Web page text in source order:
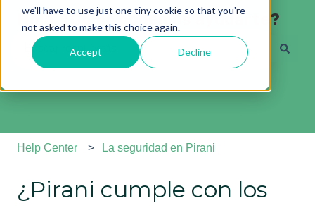
we'll have to use just one tiny cookie so that you're
not asked to make this choice again.
Accept Decline
Hola, ¿Cómo podemos ayudarte?
No hay sugerencias porque el campo de búsqueda
Help Center La seguridad en Pirani
¿Pirani cumple con los